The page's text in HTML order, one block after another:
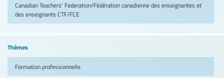
Canadian Teachers' Federation/Fédération canadienne des enseignantes et
des enseignants CTF/FCE
Thèmes
Formation professionnelle